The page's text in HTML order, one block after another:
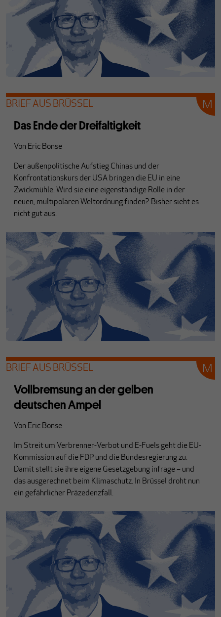
BRIEF AUS BRÜSSEL
Das Ende der Dreifaltigkeit
Von Eric Bonse
Der außenpolitische Aufstieg Chinas und der
Konfrontationskurs der USA bringen die EU in eine
Zwickmühle. Wird sie eine eigenständige Rolle in der
neuen, multipolaren Weltordnung finden? Bisher sieht es
nicht gut aus.
BRIEF AUS BRÜSSEL
Vollbremsung an der gelben
deutschen Ampel
Von Eric Bonse
Im Streit um Verbrenner-Verbot und E-Fuels geht die EU-
Kommission auf die FDP und die Bundesregierung zu.
Damit stellt sie ihre eigene Gesetzgebung infrage – und
das ausgerechnet beim Klimaschutz. In Brüssel droht nun
ein gefährlicher Präzedenzfall.